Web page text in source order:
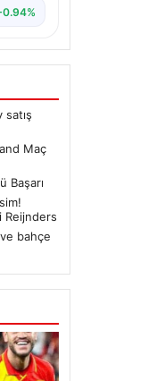
Maç
Başarı
Reijnders
bahçe